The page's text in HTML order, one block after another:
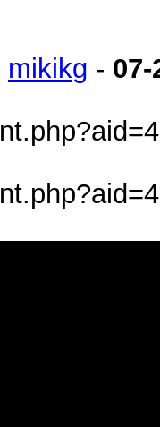
mikikg - 07-